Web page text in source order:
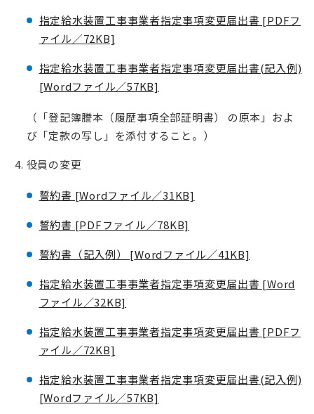
指定給水装置工事事業者指定事項変更届出書 [PDFフ
ァイル／72KB]
指定給水装置工事事業者指定事項変更届出書(記入例)
[Wordファイル／57KB]
（「登記簿謄本（履歴事項全部証明書） の原本」およ
び「定款の写し」を添付すること。）
役員の変更
誓約書 [Wordファイル／31KB]
誓約書 [PDFファイル／78KB]
誓約書（記入例） [Wordファイル／41KB]
指定給水装置工事事業者指定事項変更届出書 [Word
ファイル／32KB]
指定給水装置工事事業者指定事項変更届出書 [PDFフ
ァイル／72KB]
指定給水装置工事事業者指定事項変更届出書(記入例)
[Wordファイル／57KB]